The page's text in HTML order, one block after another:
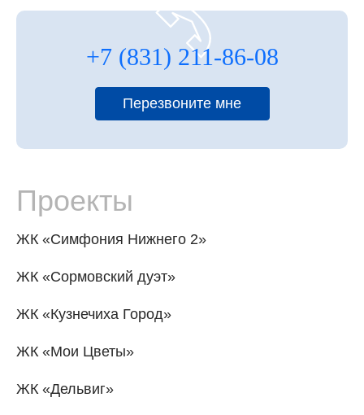
+7 (831) 211-86-08
Перезвоните мне
Проекты
ЖК «Симфония Нижнего 2»
ЖК «Сормовский дуэт»
ЖК «Кузнечиха Город»
ЖК «Мои Цветы»
ЖК «Дельвиг»